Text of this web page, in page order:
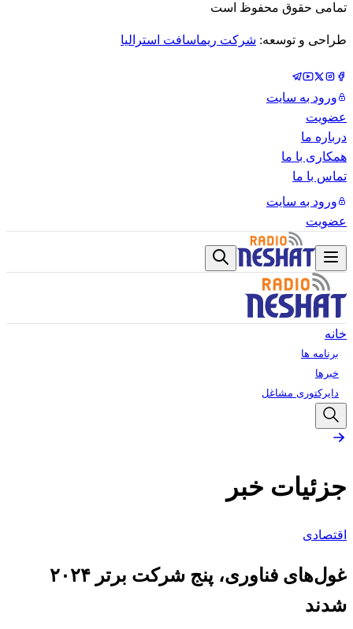
تمامی حقوق محفوظ است
طراحی و توسعه: شرکت ریماسافت استرالیا
ورود به سایت
عضویت
درباره ما
همکاری با ما
تماس با ما
ورود به سایت
عضویت
خانه
برنامه ها
خبرها
دایرکتوری مشاغل
جزئیات خبر
اقتصادی
غول‌های فناوری، پنج شرکت برتر ۲۰۲۴
شدند